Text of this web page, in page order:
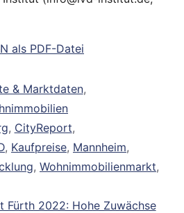
als PDF-Datei
& Marktdaten,
, CityReport,
, Kaufpreise, Mannheim,
, Wohnimmobilienmarkt,
Fürth 2022: Hohe Zuwächse